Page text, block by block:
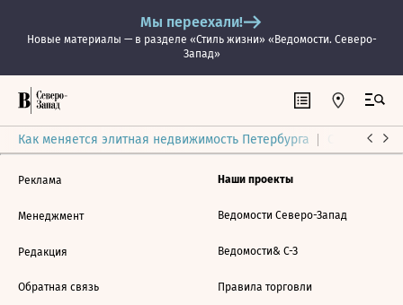
Мы переехали!
Новые материалы — в разделе «Стиль жизни» «Ведомости. Северо-
Запад»
Как меняется элитная недвижимость Петербурга Ситуация
Реклама
Менеджмент
Редакция
Обратная связь
Наши проекты
Ведомости Северо-Запад
Ведомости& С-З
Правила торговли